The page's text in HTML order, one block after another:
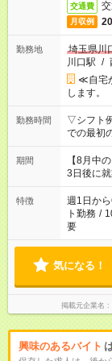
交通費
月収例
勤務地
埼玉県川
川口駅 /
≪自宅
します。
勤務時間
▽シフト
での最初のう
今ご覧の
時間。
期間
【8月中
3日後に就
特徴 週1日か
ト勤務 /
要
気になる！
掲載元企業名
興味のあるバイト